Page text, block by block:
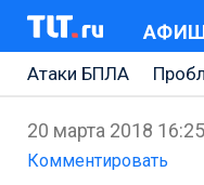
Атаки БПЛА
Ремонт
20 марта 2018 16:25
Комментировать